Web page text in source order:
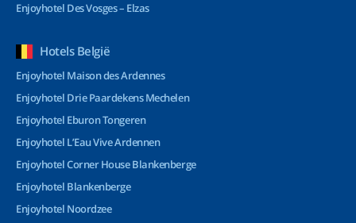
Enjoyhotel Des Vosges – Elzas
Hotels België
Enjoyhotel Maison des Ardennes
Enjoyhotel Drie Paardekens Mechelen
Enjoyhotel Eburon Tongeren
Enjoyhotel L’Eau Vive Ardennen
Enjoyhotel Corner House Blankenberge
Enjoyhotel Blankenberge
Enjoyhotel Noordzee